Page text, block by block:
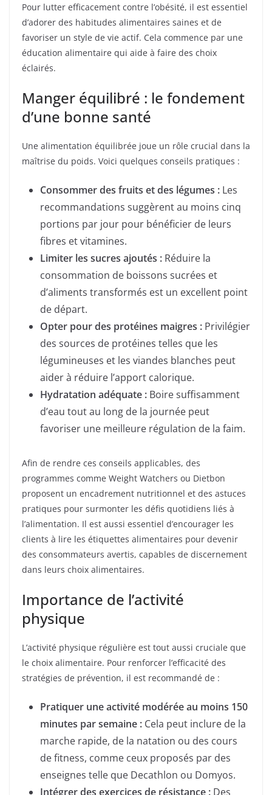
Pour lutter efficacement contre l’obésité, il est essentiel
d’adorer des habitudes alimentaires saines et de
favoriser un style de vie actif. Cela commence par une
éducation alimentaire qui aide à faire des choix
éclairés.
Manger équilibré : le fondement
d’une bonne santé
Une alimentation équilibrée joue un rôle crucial dans la
maîtrise du poids. Voici quelques conseils pratiques :
Consommer des fruits et des légumes : Les
recommandations suggèrent au moins cinq
portions par jour pour bénéficier de leurs
fibres et vitamines.
Limiter les sucres ajoutés : Réduire la
consommation de boissons sucrées et
d’aliments transformés est un excellent point
de départ.
Opter pour des protéines maigres : Privilégier
des sources de protéines telles que les
légumineuses et les viandes blanches peut
aider à réduire l’apport calorique.
Hydratation adéquate : Boire suffisamment
d’eau tout au long de la journée peut
favoriser une meilleure régulation de la faim.
Afin de rendre ces conseils applicables, des
programmes comme Weight Watchers ou Dietbon
proposent un encadrement nutritionnel et des astuces
pratiques pour surmonter les défis quotidiens liés à
l’alimentation. Il est aussi essentiel d’encourager les
clients à lire les étiquettes alimentaires pour devenir
des consommateurs avertis, capables de discernement
dans leurs choix alimentaires.
Importance de l’activité
physique
L’activité physique régulière est tout aussi cruciale que
le choix alimentaire. Pour renforcer l’efficacité des
stratégies de prévention, il est recommandé de :
Pratiquer une activité modérée au moins 150
minutes par semaine : Cela peut inclure de la
marche rapide, de la natation ou des cours
de fitness, comme ceux proposés par des
enseignes telle que Decathlon ou Domyos.
Intégrer des exercices de résistance : Des